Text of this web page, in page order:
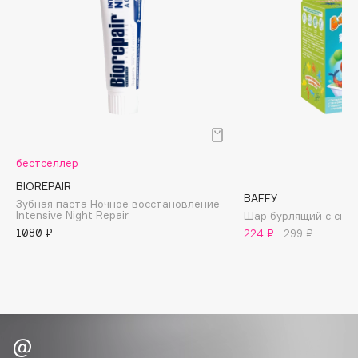
Boadicea The Victorious
BOOMSHOP
BORK
Brunello Cucinelli
Bvlgari
бестселлер
BIOREPAIR
Зубная паста Ночное восстановление
Intensive Night Repair
1080 ₽
BAFFY
Шар бурлящий с
224 ₽
299 ₽